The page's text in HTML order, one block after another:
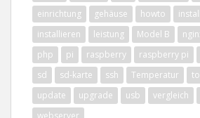
einrichtung
gehäuse howto install
installieren
leistung Model B
php
pi raspberry raspberry pi
sd
sd-karte ssh Temperatur
update
upgrade usb vergleich
webserver